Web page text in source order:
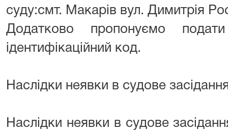
суду:смт. Макарів вул. Димитрія
Додатково пропонуємо
ідентифікаційний код.
Наслідки неявки в судове
Наслідки неявки в судове